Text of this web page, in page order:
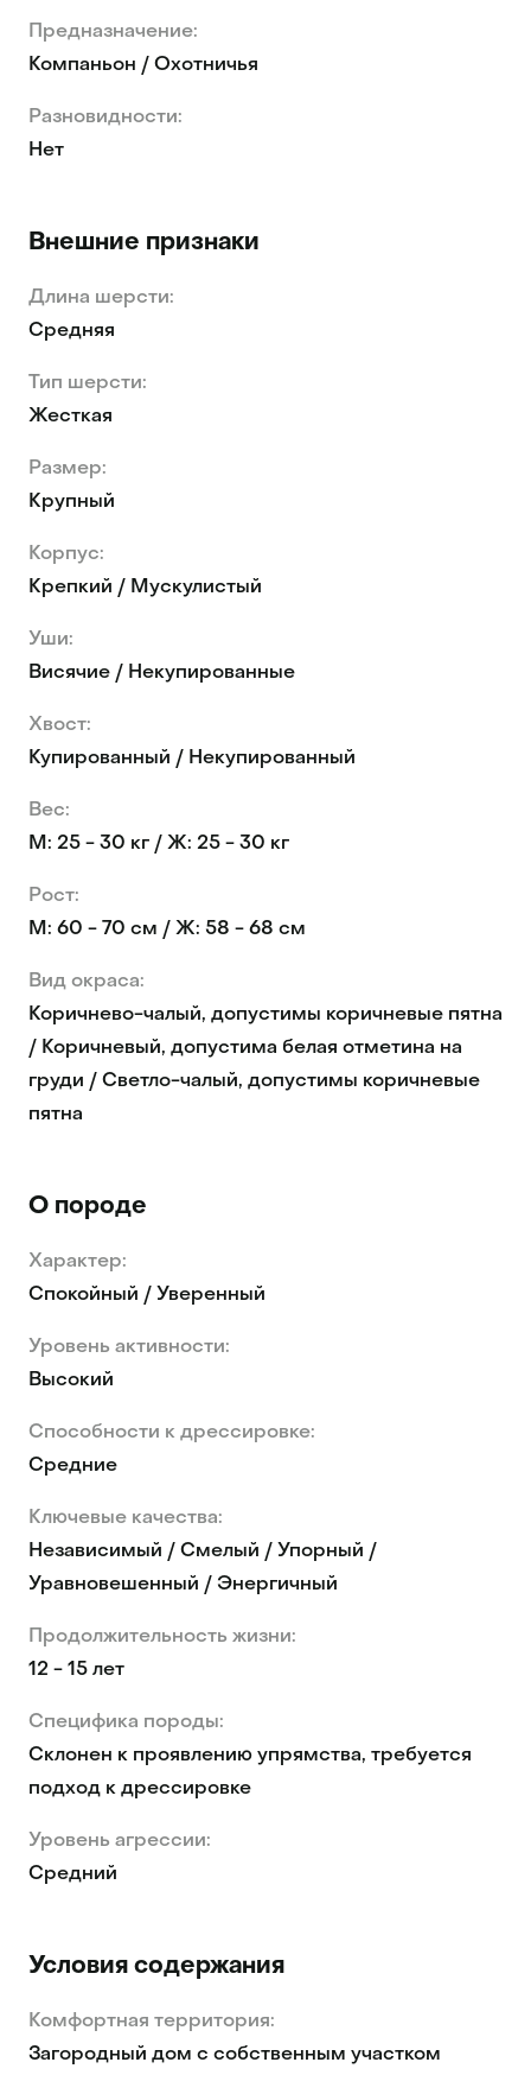
Предназначение:
Компаньон / Охотничья
Разновидности:
Нет
Внешние признаки
Длина шерсти:
Средняя
Тип шерсти:
Жесткая
Размер:
Крупный
Корпус:
Крепкий / Мускулистый
Уши:
Висячие / Некупированные
Хвост:
Купированный / Некупированный
Вес:
М: 25 - 30 кг / Ж: 25 - 30 кг
Рост:
М: 60 - 70 см / Ж: 58 - 68 см
Вид окраса:
Коричнево-чалый, допустимы коричневые пятна
/ Коричневый, допустима белая отметина на
груди / Светло-чалый, допустимы коричневые
пятна
О породе
Характер:
Спокойный / Уверенный
Уровень активности:
Высокий
Способности к дрессировке:
Средние
Ключевые качества:
Независимый / Смелый / Упорный /
Уравновешенный / Энергичный
Продолжительность жизни:
12 - 15 лет
Специфика породы:
Склонен к проявлению упрямства, требуется
подход к дрессировке
Уровень агрессии:
Средний
Условия содержания
Комфортная территория:
Загородный дом с собственным участком